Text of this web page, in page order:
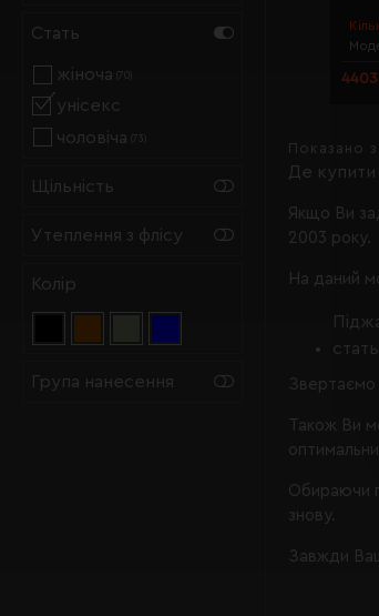
Стать
жіноча
унісекс
чоловіча
(73)
Щільність
Утеплення з флісу
Колір
Група нанесення
Де купити
Якщо Ви
2003 року.
На даний
Звертаємо
Також Ви
Обираючи
знову.
Завжди
Показано з